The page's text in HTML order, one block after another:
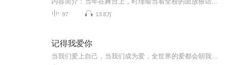
97 13.8万
记得我爱你